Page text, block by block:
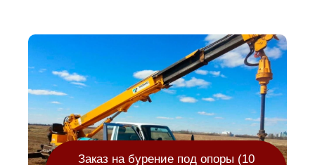
Заказ на бурение под опоры (10